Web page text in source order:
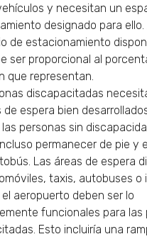
y necesitan un
designado para ello.
de estacionamiento
ser proporcional al
que representan.
discapacitadas
de espera bien
personas sin
permanecer de pie y
Las áreas de espera
taxis, autobuses o
aeropuerto deben ser lo
funcionales para las
Esto incluiría una